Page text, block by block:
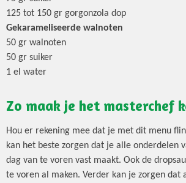
125 tot 150 gr gorgonzola dop
Gekarameliseerde walnoten
50 gr walnoten
50 gr suiker
1 el water
Zo maak je het masterchef
Hou er rekening mee dat je met dit menu
kan het beste zorgen dat je alle onderdelen
dag van te voren vast maakt. Ook de
te voren al maken. Verder kan je zorgen dat